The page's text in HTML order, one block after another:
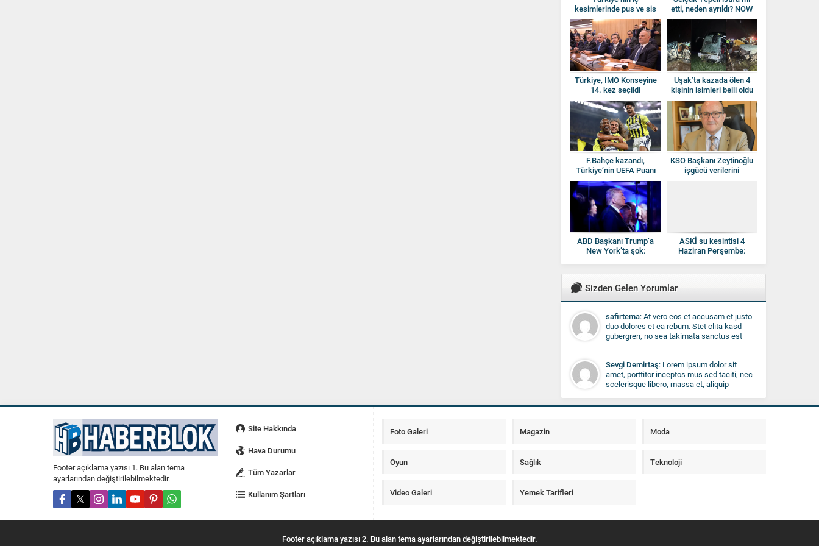
kesimlerinde pus ve sis
bekleniyor
etti, neden ayrıldı? NOW
TV’ye veda etti
Türkiye, IMO Konseyine
14. kez seçildi
Uşak’ta kazada ölen 4
kişinin isimleri belli oldu
F.Bahçe kazandı,
Türkiye’nin UEFA Puanı
yükseldi!
KSO Başkanı Zeytinoğlu
işgücü verilerini
ABD Başkanı Trump’a
New York’ta şok:
ASKİ su kesintisi 4
Haziran Perşembe:
Sizden Gelen Yorumlar
safirtema: At vero eos et accusam et justo
duo dolores et ea rebum. Stet clita kasd
gubergren, no sea takimata sanctus est
Sevgi Demirtaş: Lorem ipsum dolor sit
amet, porttitor inceptos mus sed taciti, nec
scelerisque libero, massa et, aliquip
posuere, velit proin lobortis facilisi. Fringilla
quis justo nulla, imperdiet in, nisl turpis
Footer açıklama yazısı 1. Bu alan tema
ayarlarından değiştirilebilmektedir.
Site Hakkında
Hava Durumu
Tüm Yazarlar
Kullanım Şartları
Foto Galeri Magazin Moda
Oyun Sağlık Teknoloji
Video Galeri Yemek Tarifleri
Footer açıklama yazısı 2. Bu alan tema ayarlarından değiştirilebilmektedir.